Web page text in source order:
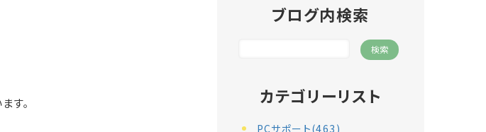
す。
ブログ内検索
カテゴリーリスト
PCサポート(463)